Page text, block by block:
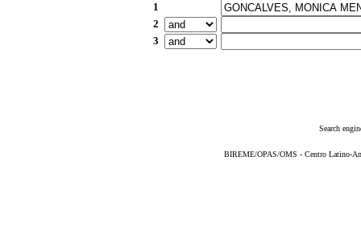
1
2
3
Search
BIREME/OPAS/OMS - Centro Latino-